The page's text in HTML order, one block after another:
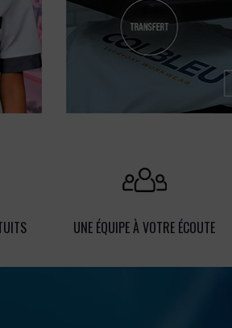
UNE ÉQUIPE À VOTRE ÉCOUTE